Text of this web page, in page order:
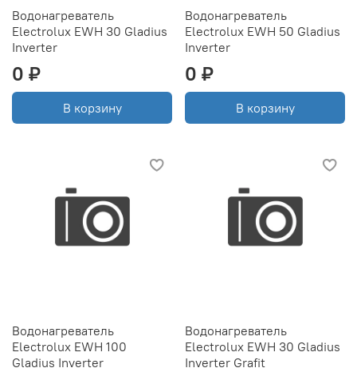
Водонагреватель
Electrolux EWH 30 Gladius
Inverter
0 ₽
В корзину
Водонагреватель
Electrolux EWH 50 Gladius
Inverter
0 ₽
В корзину
Водонагреватель
Electrolux EWH 100
Gladius Inverter
Водонагреватель
Electrolux EWH 30 Gladius
Inverter Grafit